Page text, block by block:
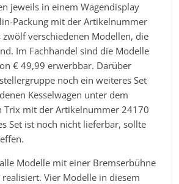
jeweils in einem Wagendisplay
Packung mit der Artikelnummer
verschiedenen Modellen, die
Im Fachhandel sind die Modelle
€ 49,99 erwerbbar. Darüber
noch ein weiteres Set
Kesselwagen unter dem
Trix mit der Artikelnummer 24170
Set ist noch nicht lieferbar, sollte
Modelle mit einer Bremserbühne
Vier Modelle in diesem